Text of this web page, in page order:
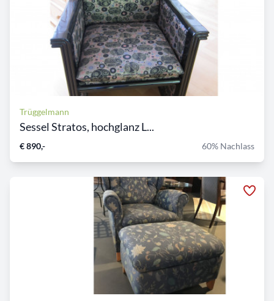
Trüggelmann
Sessel Stratos, hochglanz L...
€ 890,- 60% Nachlass